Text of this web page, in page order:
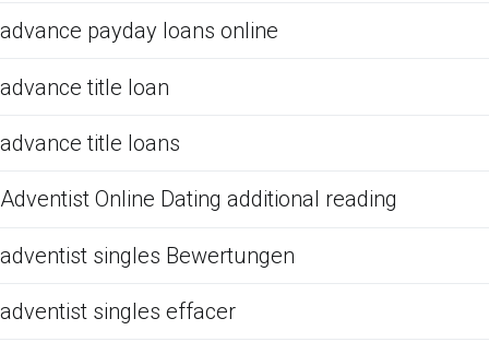
advance payday loans online
advance title loan
advance title loans
Adventist Online Dating additional reading
adventist singles Bewertungen
adventist singles effacer